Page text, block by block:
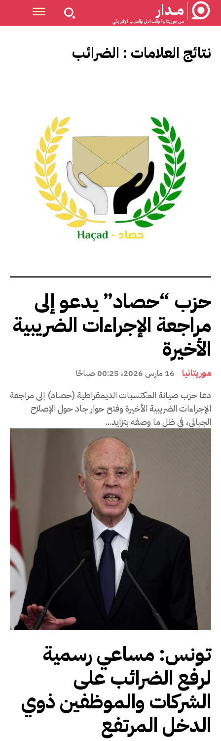
مــدار
من موريتانيا والساحل والغرب الإفريقي
نتائج العلامات : الضرائب
حزب “حصاد” يدعو إلى
مراجعة الإجراءات الضريبية
الأخيرة
موريتانيا 16 مارس 2026، 00:25 صباحًا
دعا حزب صيانة المكتسبات الديمقراطية (حصاد) إلى مراجعة
الإجراءات الضريبية الأخيرة وفتح حوار جاد حول الإصلاح
الجبائي، في ظل ما وصفه بتزايد...
تونس: مساعي رسمية
لرفع الضرائب على
الشركات والموظفين ذوي
الدخل المرتفع